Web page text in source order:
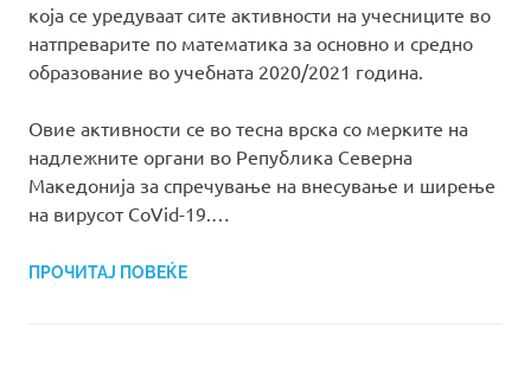
која се уредуваат сите активности на учесниците во
натпреварите по математика за основно и средно
образование во учебната 2020/2021 година.
Овие активности се во тесна врска со мерките на
надлежните органи во Република Северна
Македонија за спречување на внесување и ширење
на вирусот CoVid-19.…
ПРОЧИТАЈ ПОВЕЌЕ